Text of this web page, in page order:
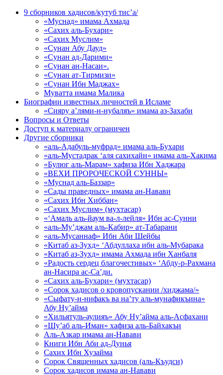
9 сборников хадисов/кутуб тис’а/
«Муснад» имама Ахмада
«Сахих аль-Бухари»
«Сахих Муслим»
«Сунан Абу Дауд»
«Сунан ад-Дарими»
«Сунан ан-Насаи».
«Сунан ат-Тирмизи»
«Сунан Ибн Маджах»
Муватта имама Малика
Биографии известных личностей в Исламе
«Сияру а’лями-н-нубаляъ» имама аз-Захаби
Вопросы и Ответы
Доступ к материалу ограничен
Другие сборники
«аль-Адабуль-муфрад» имама аль-Бухари
«аль-Мустадрак ‘аля сахихайн» имама аль-Хакима
«Булюг аль-Марам» хафиза Ибн Хаджара
«ВЕХИ ПРОРОЧЕСКОЙ СУННЫ»
«Муснад аль-Баззар»
«Сады праведных» имама ан-Навави
«Сахих Ибн Хиббан»
«Сахих Муслим» (мухтасар)
«‘Амаль аль-йаум ва-л-лейля» Ибн ас-Сунни
«аль-Му’джам аль-Кабир» ат-Табарани
«аль-Мусаннаф» Ибн Аби Шейбы
«Китаб аз-Зухд» ‘Абдуллаха ибн аль-Мубарака
«Китаб аз-Зухд» имама Ахмада ибн Ханбаля
«Радость сердец благочестивых» ‘Абду-р-Рахмана
ан-Насира ас-Са’ди.
«Сахих аль-Бухари» (мухтасар)
«Сорок хадисов о кровопускании /хиджама/»
«Сыфату-н-нифакъ ва на’ту аль-мунафикъина»
Абу Ну’айма
«Хильятуль-аулияъ» Абу Ну’айма аль-Асфахани
«Шу’аб аль-Иман» хафиза аль-Байхакъи
Аль-Азкар имама ан-Навави
Книги Ибн Аби ад-Дунья
Сахих Ибн Хузайма
Сорок Священных хадисов (аль-Къудси)
Сорок хадисов имама ан-Навави